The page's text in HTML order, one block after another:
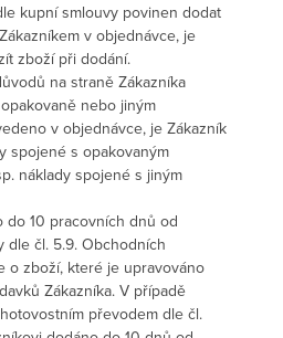
kupní smlouvy povinen dodat
v objednávce, je
zboží při dodání.
na straně Zákazníka
nebo jiným
v objednávce, je Zákazník
spojené s opakovaným
náklady spojené s jiným
do 10 pracovních dnů od
dle čl. 5.9. Obchodních
o zboží, které je upravováno
Zákazníka. V případě
převodem dle čl.